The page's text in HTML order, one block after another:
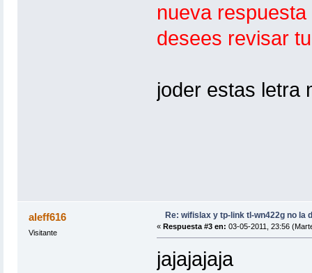
nueva
desees revisar
joder estas letra
aleff616
Visitante
Re: wifislax y tp-link tl-wn422g no la
« Respuesta #3 en: 03-05-2011, 23:56
jajajajaja